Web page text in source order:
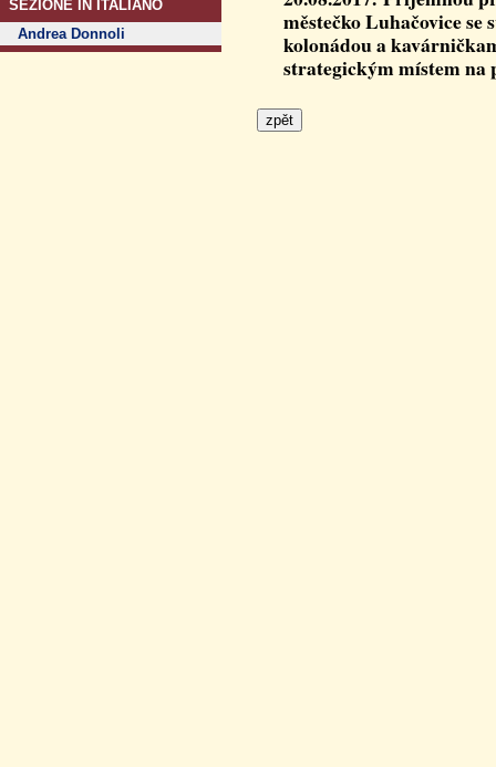
SEZIONE IN ITALIANO
Andrea Donnoli
městečko Luhačovice
kolonádou a
strategickým místem na